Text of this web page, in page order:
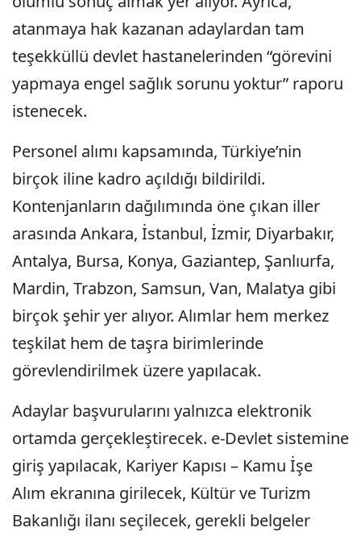
atanmaya hak kazanan adaylardan tam
teşekküllü devlet hastanelerinden “görevini
yapmaya engel sağlık sorunu yoktur” raporu
istenecek.
Personel alımı kapsamında, Türkiye’nin
birçok iline kadro açıldığı bildirildi.
Kontenjanların dağılımında öne çıkan iller
arasında Ankara, İstanbul, İzmir, Diyarbakır,
Antalya, Bursa, Konya, Gaziantep, Şanlıurfa,
Mardin, Trabzon, Samsun, Van, Malatya gibi
birçok şehir yer alıyor. Alımlar hem merkez
teşkilat hem de taşra birimlerinde
görevlendirilmek üzere yapılacak.
Adaylar başvurularını yalnızca elektronik
ortamda gerçekleştirecek. e-Devlet sistemine
giriş yapılacak, Kariyer Kapısı – Kamu İşe
Alım ekranına girilecek, Kültür ve Turizm
Bakanlığı ilanı seçilecek, gerekli belgeler